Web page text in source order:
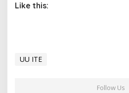
Like this:
UU ITE
Follow Us